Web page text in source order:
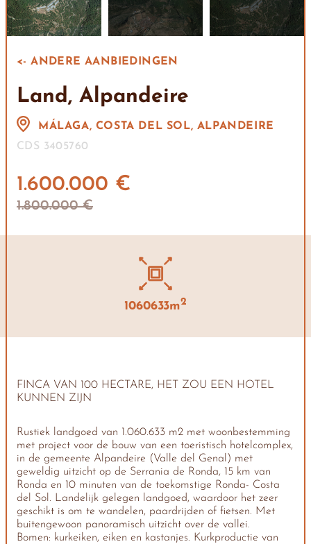
<- ANDERE AANBIEDINGEN
Land, Alpandeire
MÁLAGA, COSTA DEL SOL, ALPANDEIRE
CDS 3405760
1.600.000 €
1.800.000 €
1060633m2
FINCA VAN 100 HECTARE, HET ZOU EEN HOTEL
KUNNEN ZIJN
Rustiek landgoed van 1.060.633 m2 met woonbestemming
met project voor de bouw van een toeristisch hotelcomplex,
in de gemeente Alpandeire (Valle del Genal) met
geweldig uitzicht op de Serrania de Ronda, 15 km van
Ronda en 10 minuten van de toekomstige Ronda- Costa
del Sol. Landelijk gelegen landgoed, waardoor het zeer
geschikt is om te wandelen, paardrijden of fietsen. Met
buitengewoon panoramisch uitzicht over de vallei.
Bomen: kurkeiken, eiken en kastanjes. Kurkproductie van